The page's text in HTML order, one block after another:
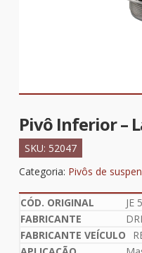
Pivô Inferior –
SKU: 52047
Categoria: Pivôs de
JE